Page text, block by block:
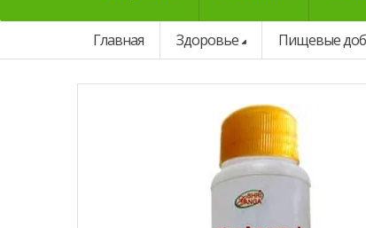
Главная Здоровье Пищевые